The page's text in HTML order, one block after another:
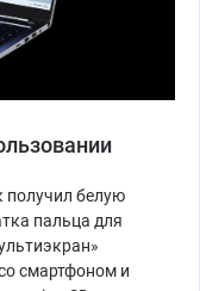
получил белую
пальца для
смартфоном и